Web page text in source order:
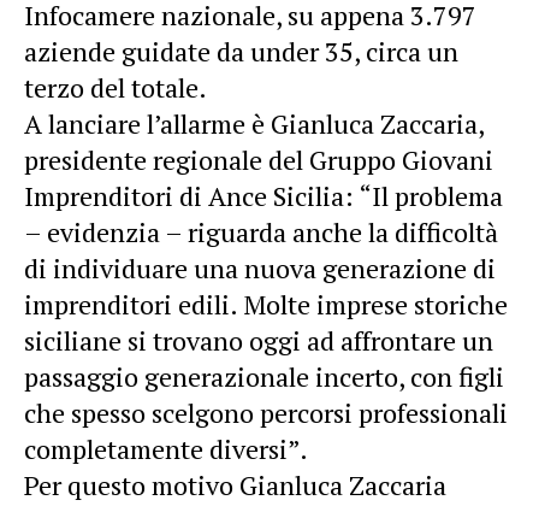
Infocamere nazionale, su appena 3.797
aziende guidate da under 35, circa un
terzo del totale.
A lanciare l’allarme è Gianluca Zaccaria,
presidente regionale del Gruppo Giovani
Imprenditori di Ance Sicilia: “Il problema
– evidenzia – riguarda anche la difficoltà
di individuare una nuova generazione di
imprenditori edili. Molte imprese storiche
siciliane si trovano oggi ad affrontare un
passaggio generazionale incerto, con figli
che spesso scelgono percorsi professionali
completamente diversi”.
Per questo motivo Gianluca Zaccaria